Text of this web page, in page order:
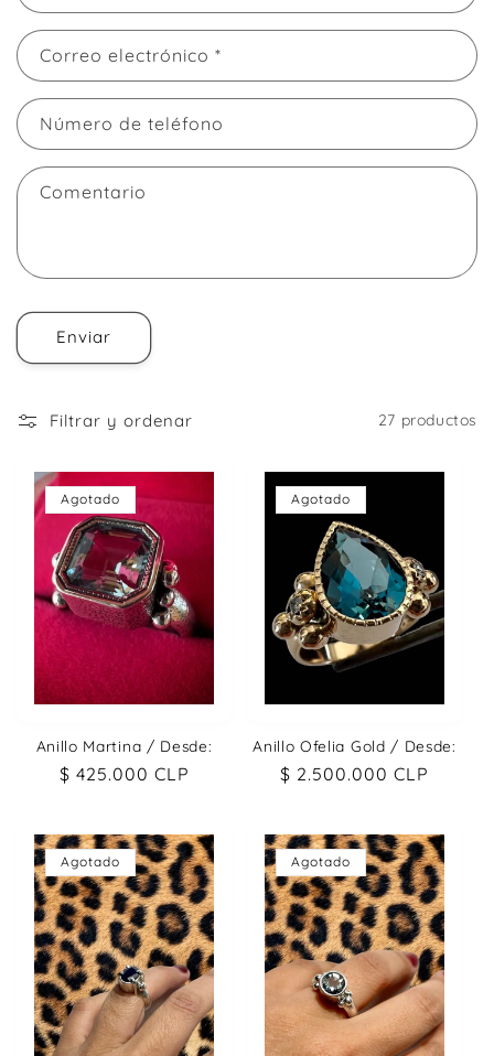
Correo electrónico *
Número de teléfono
Comentario
Enviar
Filtrar y ordenar 27 productos
Agotado
Anillo Martina / Desde:
Precio
$ 425.000 CLP
Agotado
Anillo Ofelia Gold / Desde:
Precio
$ 2.500.000 CLP
Agotado Agotado